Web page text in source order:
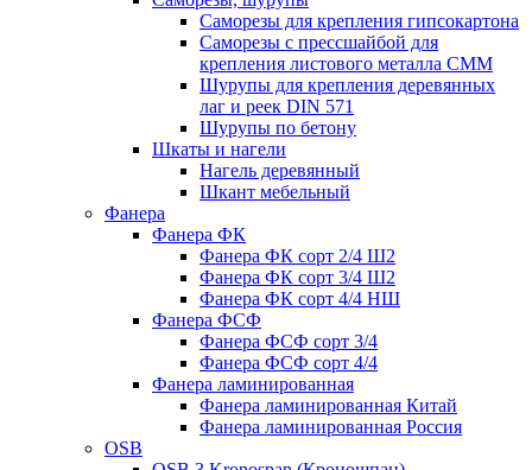
Саморезы для крепления гипсокартона
Саморезы с прессшайбой для
крепления листового металла СММ
Шурупы для крепления деревянных
лаг и реек DIN 571
Шурупы по бетону
Шкаты и нагели
Нагель деревянный
Шкант мебельный
Фанера
Фанера ФК
Фанера ФК сорт 2/4 Ш2
Фанера ФК сорт 3/4 Ш2
Фанера ФК сорт 4/4 НШ
Фанера ФСФ
Фанера ФСФ сорт 3/4
Фанера ФСФ сорт 4/4
Фанера ламинированная
Фанера ламинированная Китай
Фанера ламинированная Россия
OSB